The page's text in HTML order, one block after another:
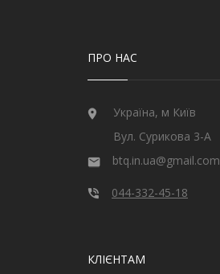
ПРО НАС
Україна, м Київ
Вул. Сурикова 3-А
btq.in.ua@gmail.com
044-332-45-18
КЛІЄНТАМ